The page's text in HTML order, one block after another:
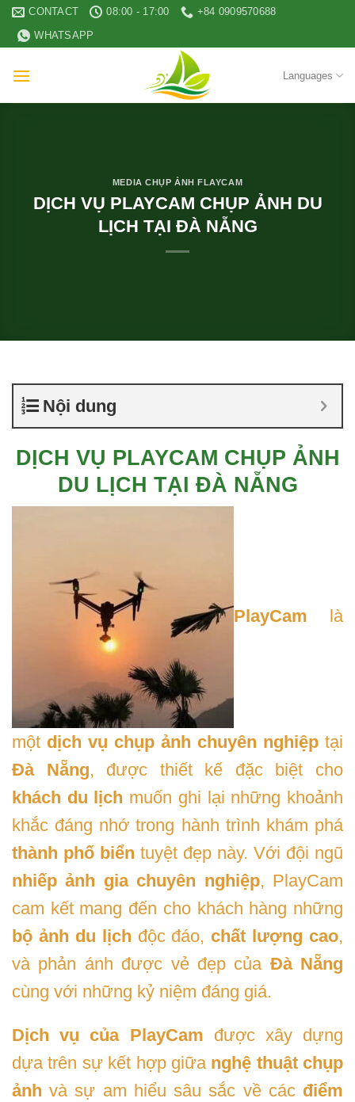
Skip
content
CONTACT 08:00 - 17:00
+84 0909570688
WHATSAPP
Languages
MEDIA CHỤP ẢNH FLAYCAM
DỊCH VỤ PLAYCAM CHỤP ẢNH DU
LỊCH TẠI ĐÀ NẴNG
Nội dung
DỊCH VỤ PLAYCAM CHỤP ẢNH
DU LỊCH TẠI ĐÀ NẴNG
PlayCam là
một dịch vụ chụp ảnh chuyên nghiệp tại
Đà Nẵng, được thiết kế đặc biệt cho
khách du lịch muốn ghi lại những khoảnh
khắc đáng nhớ trong hành trình khám phá
thành phố biển tuyệt đẹp này. Với đội ngũ
nhiếp ảnh gia chuyên nghiệp, PlayCam
cam kết mang đến cho khách hàng những
bộ ảnh du lịch độc đáo, chất lượng cao,
và phản ánh được vẻ đẹp của Đà Nẵng
cùng với những kỷ niệm đáng giá.
Dịch vụ của PlayCam được xây dựng
dựa trên sự kết hợp giữa nghệ thuật chụp
ảnh và sự am hiểu sâu sắc về các điểm